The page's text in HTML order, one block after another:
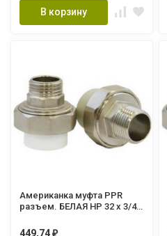
В корзину
Американка муфта PPR
разъем. БЕЛАЯ НР 32 х 3/4"
449,74 ₽